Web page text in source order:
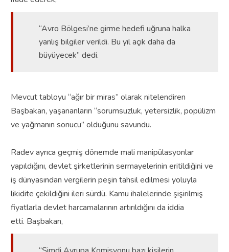
“Avro Bölgesi’ne girme hedefi uğruna halka
yanlış bilgiler verildi. Bu yıl açık daha da
büyüyecek” dedi.
Mevcut tabloyu “ağır bir miras” olarak nitelendiren
Başbakan, yaşananların “sorumsuzluk, yetersizlik, popülizm
ve yağmanın sonucu” olduğunu savundu.
Radev ayrıca geçmiş dönemde mali manipülasyonlar
yapıldığını, devlet şirketlerinin sermayelerinin eritildiğini ve
iş dünyasından vergilerin peşin tahsil edilmesi yoluyla
likidite çekildiğini ileri sürdü. Kamu ihalelerinde şişirilmiş
fiyatlarla devlet harcamalarının artırıldığını da iddia
etti. Başbakan,